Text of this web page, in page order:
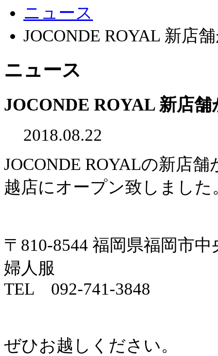
ニュース
JOCONDE ROYAL 新店
ニュース
JOCONDE ROYAL 新店
2018.08.22
JOCONDE ROYALの新店
越店にオープン致しました
〒810-8544 福岡県福岡市
婦人服
TEL 092-741-3848
ぜひお越しください。